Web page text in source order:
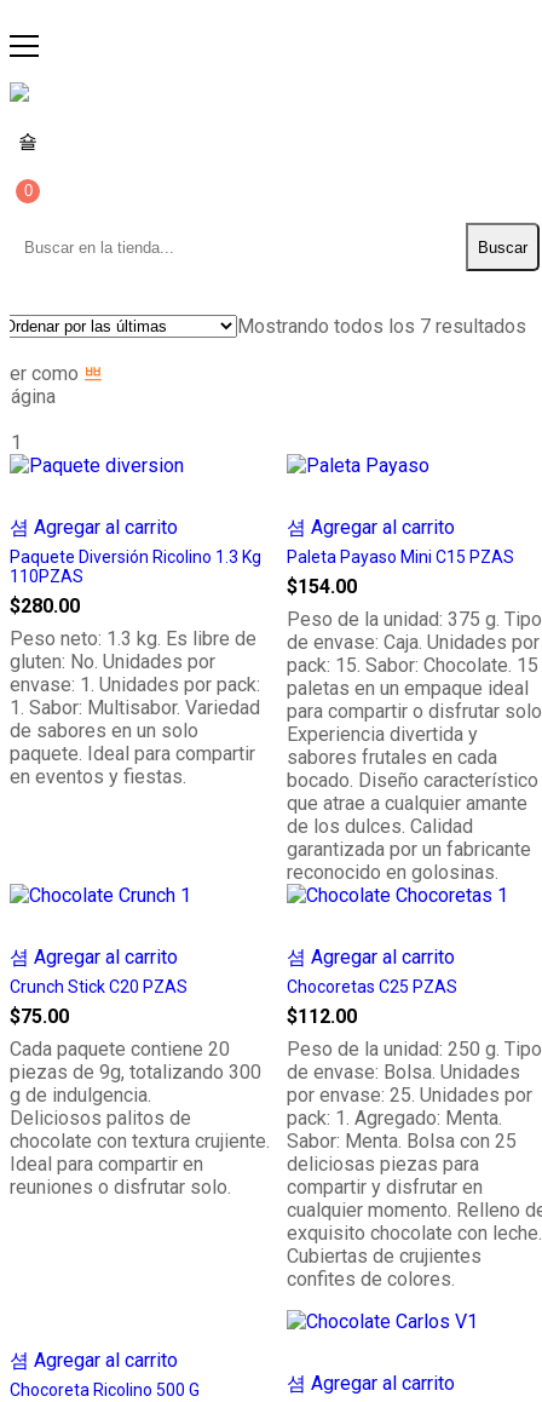
0
Buscar
como
Mostrando todos los 7 resultados
1
Agregar al carrito
Paquete Diversión Ricolino 1.3 Kg
110PZAS
$280.00
Peso neto: 1.3 kg. Es libre de
gluten: No. Unidades por
envase: 1. Unidades por pack:
1. Sabor: Multisabor. Variedad
de sabores en un solo
paquete. Ideal para compartir
en eventos y fiestas.
Agregar al carrito
Paleta Payaso Mini C15 PZAS
$154.00
Peso de la unidad: 375 g. Tipo
de envase: Caja. Unidades por
pack: 15. Sabor: Chocolate. 15
paletas en un empaque ideal
para compartir o disfrutar
Experiencia divertida y
sabores frutales en cada
bocado. Diseño característico
que atrae a cualquier amante
de los dulces. Calidad
garantizada por un fabricante
reconocido en golosinas.
Agregar al carrito
Crunch Stick C20 PZAS
$75.00
Cada paquete contiene 20
piezas de 9g, totalizando 300
g de indulgencia.
Deliciosos palitos de
chocolate con textura crujiente.
Ideal para compartir en
reuniones o disfrutar solo.
Agregar al carrito
Chocoretas C25 PZAS
$112.00
Peso de la unidad: 250 g. Tipo
de envase: Bolsa. Unidades
por envase: 25. Unidades por
pack: 1. Agregado: Menta.
Sabor: Menta. Bolsa con 25
deliciosas piezas para
compartir y disfrutar en
cualquier momento. Relleno
exquisito chocolate con leche.
Cubiertas de crujientes
confites de colores.
Agregar al carrito
Chocoreta Ricolino 500 G Agregar al carrito